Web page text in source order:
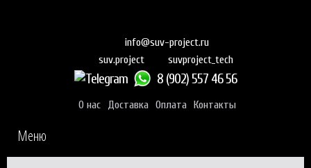
info@suv-project.ru
suv.project
suvproject_tech
8 (902) 557 46 56
О нас Доставка Оплата Контакты
Меню